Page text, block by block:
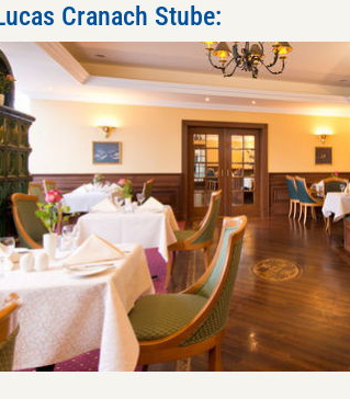
Cranach Stube: